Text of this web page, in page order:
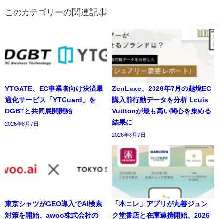
の関連記事
YTGATE、EC事業者向け決済最
適化サービス「YTGuard」を
DGBTと共同展開開始
2026年8月7日
ZenLuxe、2026年7月の越境EC
購入前行動データを分析 Louis
Vuittonが最も高い関心を集める
結果に
2026年8月7日
東京シャツがGEO導入でAI検索
対策を開始、awoo株式会社の
「本コレ」アプリが丸善ジュン
ク堂書店と在庫連携開始、2026